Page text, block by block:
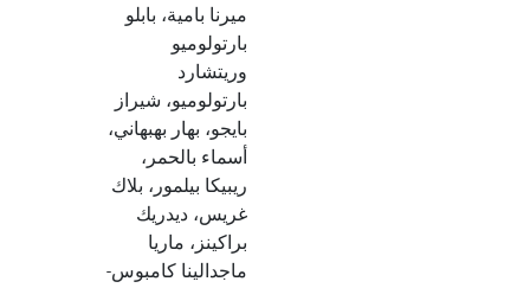
ميرنا بامية، بابلو
بارتولوميو
وريتشارد
بارتولوميو، شيراز
بايجو، بهار بهبهاني،
أسماء بالحمر،
ريبيكا بيلمور، بلاك
غريس، ديدريك
براكينز، ماريا
ماجدالينا كامبوس-